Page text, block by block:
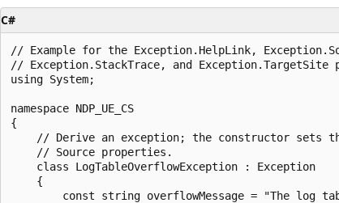
C#
// Example for the Exception.HelpLink,
// Exception.StackTrace, and Exception.TargetSite
using System;
namespace NDP_UE_CS
{
// Derive an exception; the constructor sets
    // Source properties.
    class LogTableOverflowException : Exception
    {
const string overflowMessage = "The log